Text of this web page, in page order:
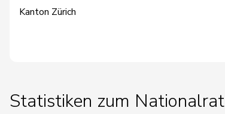
Kanton Zürich
Statistiken zum Nationalrat